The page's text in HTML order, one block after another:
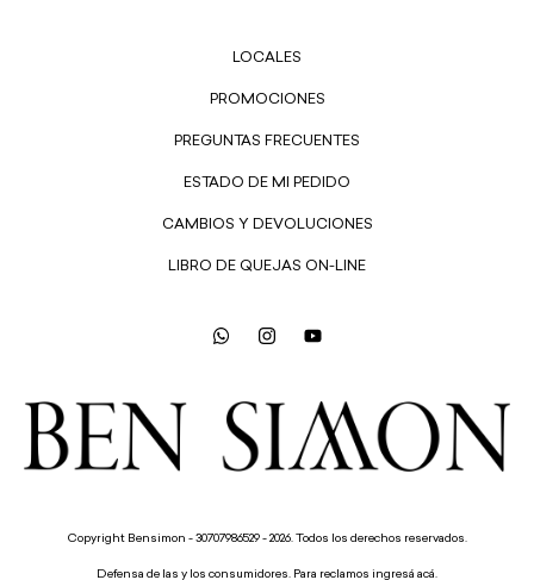
LOCALES
PROMOCIONES
PREGUNTAS FRECUENTES
ESTADO DE MI PEDIDO
CAMBIOS Y DEVOLUCIONES
LIBRO DE QUEJAS ON-LINE
Copyright Bensimon - 30707986529 - 2026. Todos los derechos reservados.
Defensa de las y los consumidores. Para reclamos ingresá acá.